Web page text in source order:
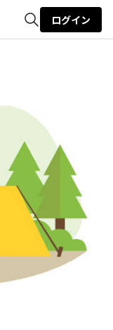
ログイン